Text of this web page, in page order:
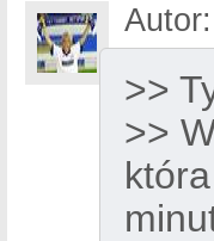
Autor:
>>
>>